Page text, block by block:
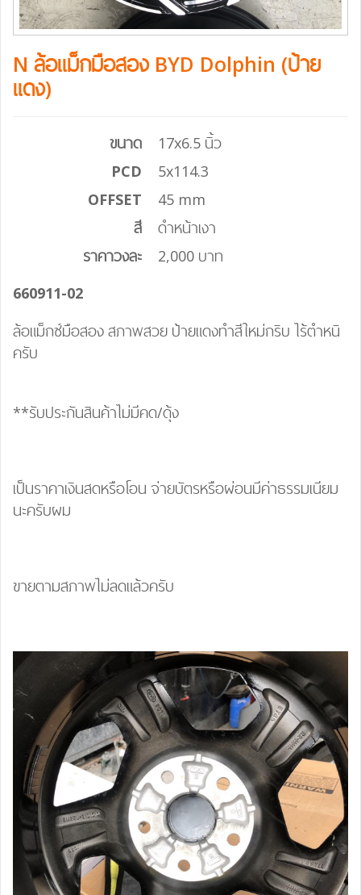
N ล้อแม็กมือสอง BYD Dolphin (ป้าย
แดง)
ขนาด
17x6.5 นิ้ว
PCD
5x114.3
OFFSET
45 mm
สี
ดำหน้าเงา
ราคาวงละ
2,000 บาท
660911-02
ล้อแม็กซ์มือสอง สภาพสวย ป้ายแดงทำสีใหม่กริบ ไร้ตำหนิ
ครับ
**รับประกันสินค้าไม่มีคด/ดุ้ง
เป็นราคาเงินสดหรือโอน จ่ายบัตรหรือผ่อนมีค่าธรรมเนียม
นะครับผม
ขายตามสภาพไม่ลดแล้วครับ